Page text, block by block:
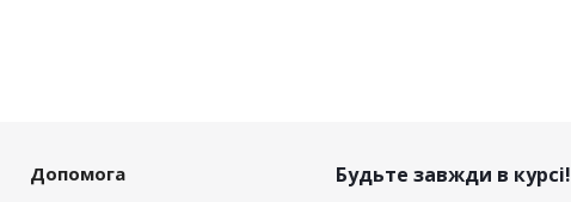
Допомога
Будьте завжди в курсі!